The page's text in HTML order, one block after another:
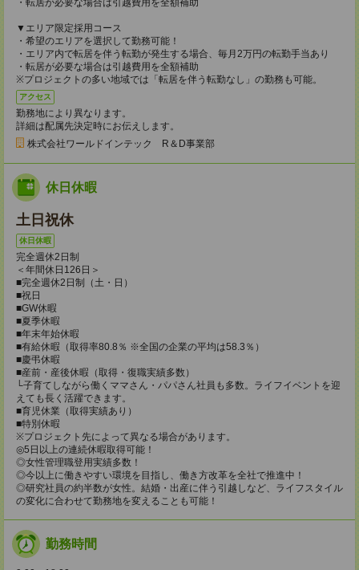
・転居が必要な場合は引越費用を全額補助
▼エリア限定採用コース
・希望のエリアを選択して勤務可能！
・エリア内で転居を伴う転勤が発生する場合、毎月2万円の転勤手当あり
・転居が必要な場合は引越費用を全額補助
※プロジェクトの多い地域では「転居を伴う転勤なし」の勤務も可能。
アクセス
勤務地により異なります。
詳細は配属先決定時にお伝えします。
株式会社ワールドインテック R＆D事業部
休日休暇
土日祝休
休日休暇
完全週休2日制
＜年間休日126日＞
■完全週休2日制（土・日）
■祝日
■GW休暇
■夏季休暇
■年末年始休暇
■有給休暇（取得率80.8％ ※全国の企業の平均は58.3％）
■慶弔休暇
■産前・産後休暇（取得・復職実績多数）
└子育てしながら働くママさん・パパさん社員も多数。ライフイベントを迎
えても長く活躍できます。
■育児休業（取得実績あり）
■特別休暇
※プロジェクト先によって異なる場合があります。
◎5日以上の連続休暇取得可能！
◎女性管理職登用実績多数！
◎今以上に働きやすい環境を目指し、働き方改革を全社で推進中！
◎研究社員の約半数が女性。結婚・出産に伴う引越しなど、ライフスタイル
の変化に合わせて勤務地を変えることも可能！
勤務時間